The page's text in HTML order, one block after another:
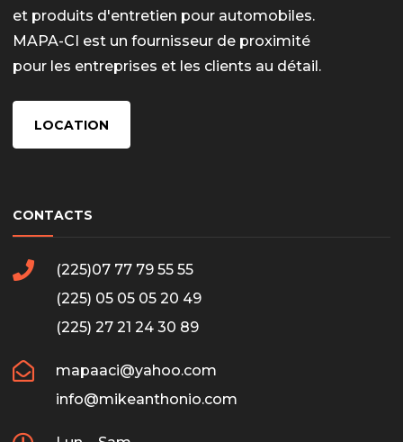
et produits d'entretien pour automobiles.
MAPA-CI est un fournisseur de proximité
pour les entreprises et les clients au détail.
LOCATION
CONTACTS
(225)07 77 79 55 55
(225) 05 05 05 20 49
(225) 27 21 24 30 89
mapaaci@yahoo.com
info@mikeanthonio.com